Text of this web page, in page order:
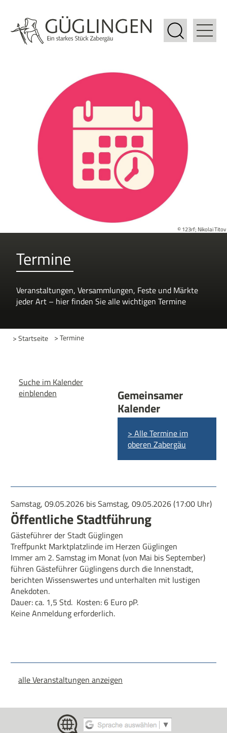
© 123rf; Nikolai Titov
Termine
Veranstaltungen, Versammlungen, Feste und Märkte
jeder Art – hier finden Sie alle wichtigen Termine
> Startseite > Termine
Suche im Kalender
einblenden
Gemeinsamer
Kalender
> Alle Termine im
oberen Zabergäu
Samstag, 09.05.2026 bis Samstag, 09.05.2026(17:00 Uhr)
Öffentliche Stadtführung
Gästeführer der Stadt Güglingen
Treffpunkt Marktplatzlinde im Herzen Güglingen
Immer am 2. Samstag im Monat (von Mai bis September)
führen Gästeführer Güglingens durch die Innenstadt,
berichten Wissenswertes und unterhalten mit lustigen
Anekdoten.
Dauer: ca. 1,5 Std. Kosten: 6 Euro pP.
Keine Anmeldung erforderlich.
alle Veranstaltungen anzeigen